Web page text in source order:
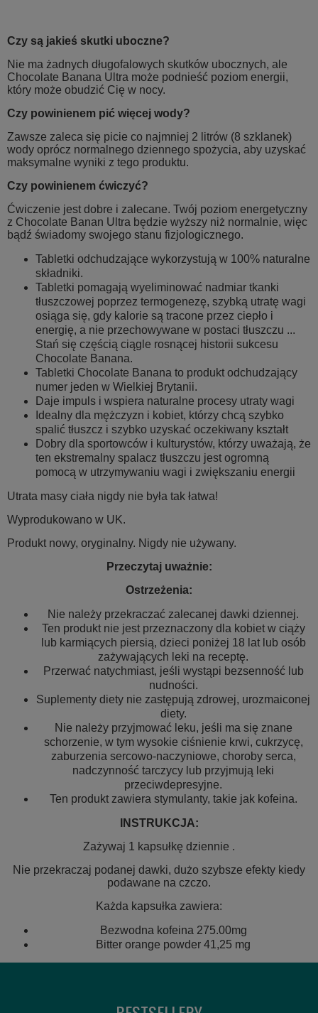
Czy są jakieś skutki uboczne?
Nie ma żadnych długofalowych skutków ubocznych, ale
Chocolate Banana Ultra może podnieść poziom energii,
który może obudzić Cię w nocy.
Czy powinienem pić więcej wody?
Zawsze zaleca się picie co najmniej 2 litrów (8 szklanek)
wody oprócz normalnego dziennego spożycia, aby uzyskać
maksymalne wyniki z tego produktu.
Czy powinienem ćwiczyć?
Ćwiczenie jest dobre i zalecane. Twój poziom energetyczny
z Chocolate Banan Ultra będzie wyższy niż normalnie, więc
bądź świadomy swojego stanu fizjologicznego.
Tabletki odchudzające wykorzystują w 100% naturalne
składniki.
Tabletki pomagają wyeliminować nadmiar tkanki
tłuszczowej poprzez termogenezę, szybką utratę wagi
osiąga się, gdy kalorie są tracone przez ciepło i
energię, a nie przechowywane w postaci tłuszczu ...
Stań się częścią ciągle rosnącej historii sukcesu
Chocolate Banana.
Tabletki Chocolate Banana to produkt odchudzający
numer jeden w Wielkiej Brytanii.
Daje impuls i wspiera naturalne procesy utraty wagi
Idealny dla mężczyzn i kobiet, którzy chcą szybko
spalić tłuszcz i szybko uzyskać oczekiwany kształt
Dobry dla sportowców i kulturystów, którzy uważają, że
ten ekstremalny spalacz tłuszczu jest ogromną
pomocą w utrzymywaniu wagi i zwiększaniu energii
Utrata masy ciała nigdy nie była tak łatwa!
Wyprodukowano w UK.
Produkt nowy, oryginalny. Nigdy nie używany.
Przeczytaj uważnie:
Ostrzeżenia:
Nie należy przekraczać zalecanej dawki dziennej.
Ten produkt nie jest przeznaczony dla kobiet w ciąży
lub karmiących piersią, dzieci poniżej 18 lat lub osób
zażywających leki na receptę.
Przerwać natychmiast, jeśli wystąpi bezsenność lub
nudności.
Suplementy diety nie zastępują zdrowej, urozmaiconej
diety.
Nie należy przyjmować leku, jeśli ma się znane
schorzenie, w tym wysokie ciśnienie krwi, cukrzycę,
zaburzenia sercowo-naczyniowe, choroby serca,
nadczynność tarczycy lub przyjmują leki
przeciwdepresyjne.
Ten produkt zawiera stymulanty, takie jak kofeina.
INSTRUKCJA:
Zażywaj 1 kapsułkę dziennie .
Nie przekraczaj podanej dawki, dużo szybsze efekty kiedy
podawane na czczo.
Każda kapsułka zawiera:
Bezwodna kofeina 275.00mg
Bitter orange powder 41,25 mg